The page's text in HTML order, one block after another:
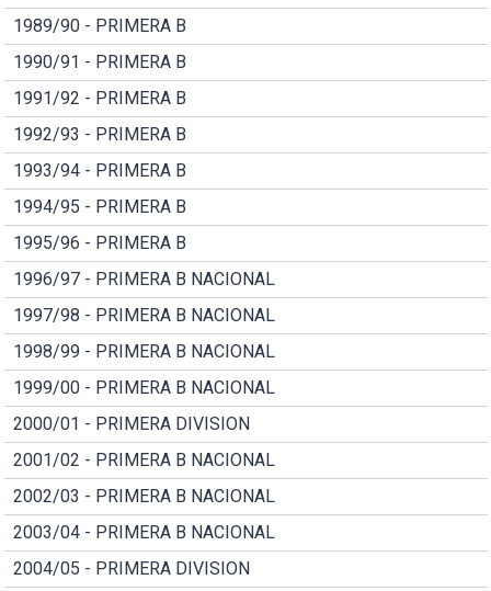
1989/90 - PRIMERA B
1990/91 - PRIMERA B
1991/92 - PRIMERA B
1992/93 - PRIMERA B
1993/94 - PRIMERA B
1994/95 - PRIMERA B
1995/96 - PRIMERA B
1996/97 - PRIMERA B NACIONAL
1997/98 - PRIMERA B NACIONAL
1998/99 - PRIMERA B NACIONAL
1999/00 - PRIMERA B NACIONAL
2000/01 - PRIMERA DIVISION
2001/02 - PRIMERA B NACIONAL
2002/03 - PRIMERA B NACIONAL
2003/04 - PRIMERA B NACIONAL
2004/05 - PRIMERA DIVISION